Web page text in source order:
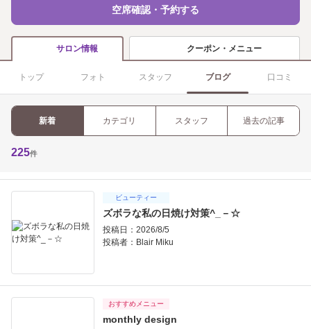
空席確認・予約する
サロン情報 クーポン・メニュー
トップ フォト スタッフ ブログ 口コミ
新着 カテゴリ スタッフ 過去の記事
225件
ビューティー
ズボラな私の日焼け対策^_－☆
投稿日：2026/8/5
投稿者： Blair Miku
おすすめメニュー
monthly design